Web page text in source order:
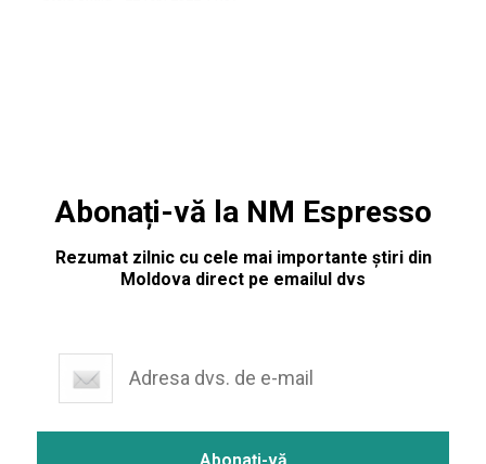
Abonați-vă la NM Espresso
Rezumat zilnic cu cele mai importante știri din
Moldova direct pe emailul dvs